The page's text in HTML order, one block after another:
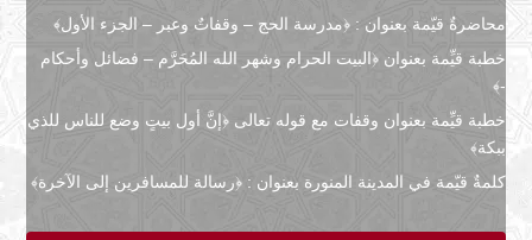
محاضرةٌ قيّمة بعنوان : ﴿مدرسة الحج – وقفاتٌ وعبر – الجزء الأول﴾
خطبة قيِّمة بعنوان ﴿البيت الحرام وشهر الله المُحَرَّم – فضائل وأحكام
-﴾
خطبة قيِّمة بعنوان وقفات مع قوله تعالى ﴿إنَّ أول بيتٍ وضع للناس للذي
ببكة﴾
كلمةٌ قيّمة في المدينة المنورة بعنوان : ﴿رسالة للمسافرين إلى الآخرة﴾